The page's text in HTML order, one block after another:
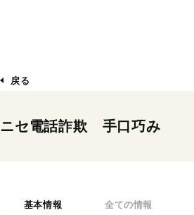
戻る
ニセ電話詐欺 手口巧み
基本情報 全ての情報